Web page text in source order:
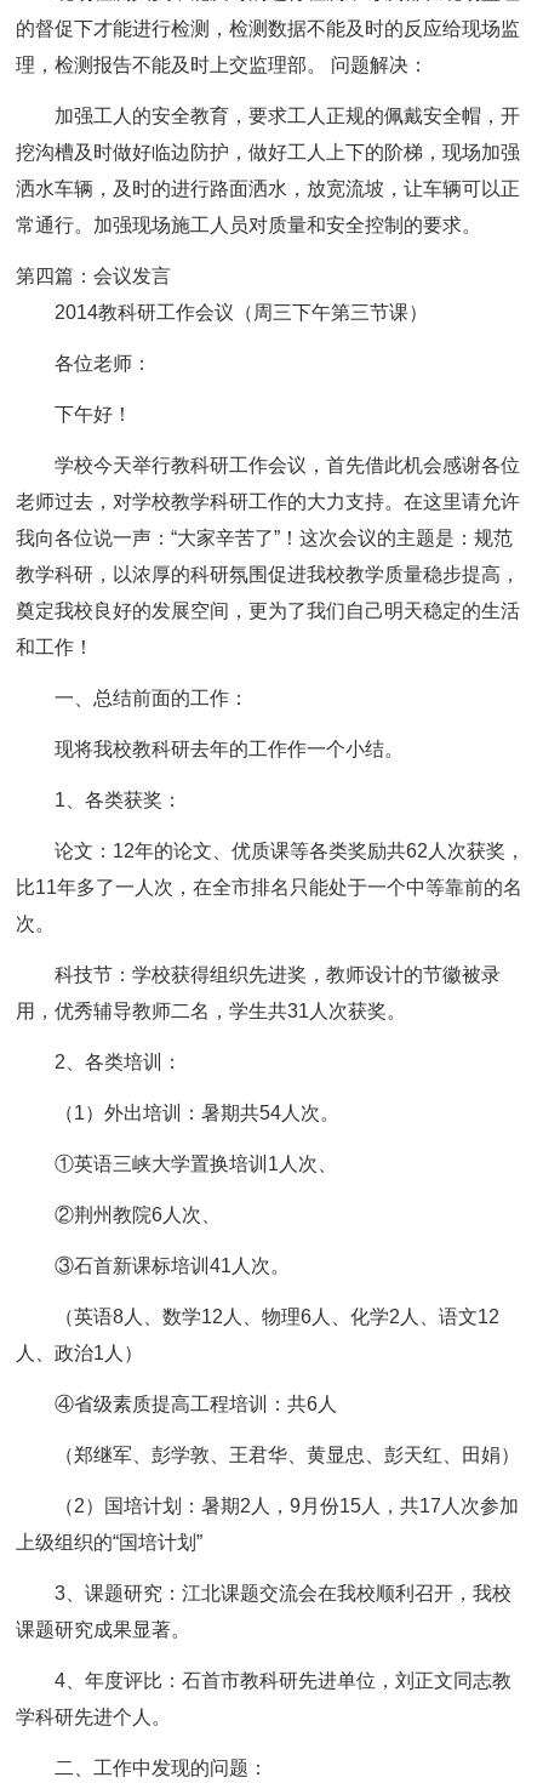
的督促下才能进行检测，检测数据不能及时的反应给现场监
理，检测报告不能及时上交监理部。 问题解决：
加强工人的安全教育，要求工人正规的佩戴安全帽，开
挖沟槽及时做好临边防护，做好工人上下的阶梯，现场加强
洒水车辆，及时的进行路面洒水，放宽流坡，让车辆可以正
常通行。加强现场施工人员对质量和安全控制的要求。
第四篇：会议发言
2014教科研工作会议（周三下午第三节课）
各位老师：
下午好！
学校今天举行教科研工作会议，首先借此机会感谢各位
老师过去，对学校教学科研工作的大力支持。在这里请允许
我向各位说一声：“大家辛苦了”！这次会议的主题是：规范
教学科研，以浓厚的科研氛围促进我校教学质量稳步提高，
奠定我校良好的发展空间，更为了我们自己明天稳定的生活
和工作！
一、总结前面的工作：
现将我校教科研去年的工作作一个小结。
1、各类获奖：
论文：12年的论文、优质课等各类奖励共62人次获奖，
比11年多了一人次，在全市排名只能处于一个中等靠前的名
次。
科技节：学校获得组织先进奖，教师设计的节徽被录
用，优秀辅导教师二名，学生共31人次获奖。
2、各类培训：
（1）外出培训：暑期共54人次。
①英语三峡大学置换培训1人次、
②荆州教院6人次、
③石首新课标培训41人次。
（英语8人、数学12人、物理6人、化学2人、语文12
人、政治1人）
④省级素质提高工程培训：共6人
（郑继军、彭学敦、王君华、黄显忠、彭天红、田娟）
（2）国培计划：暑期2人，9月份15人，共17人次参加
上级组织的“国培计划”
3、课题研究：江北课题交流会在我校顺利召开，我校
课题研究成果显著。
4、年度评比：石首市教科研先进单位，刘正文同志教
学科研先进个人。
二、工作中发现的问题：